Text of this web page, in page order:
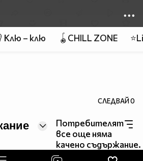
Клю – клю 🪀CHILL ZONE
СЛЕДВАЙ0
Потребителят
все още няма
качено съдържание.